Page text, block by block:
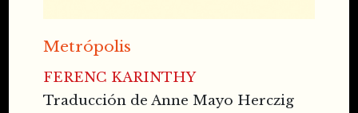
Metrópolis
FERENC KARINTHY
Traducción de Anne Mayo Herczig